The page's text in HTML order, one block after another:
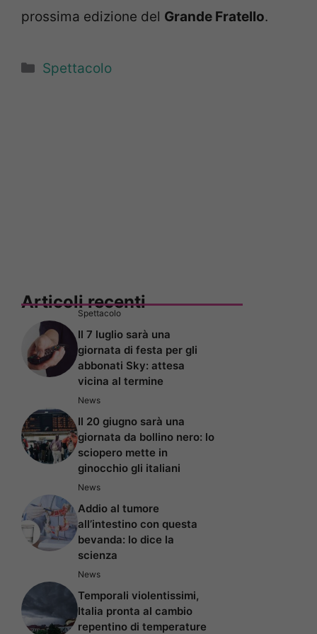
prossima edizione del Grande Fratello.
Categorie
Spettacolo
Articoli recenti
Spettacolo
Il 7 luglio sarà una
giornata di festa per gli
abbonati Sky: attesa
vicina al termine
News
Il 20 giugno sarà una
giornata da bollino nero: lo
sciopero mette in
ginocchio gli italiani
News
Addio al tumore
all’intestino con questa
bevanda: lo dice la
scienza
News
Temporali violentissimi,
Italia pronta al cambio
repentino di temperature